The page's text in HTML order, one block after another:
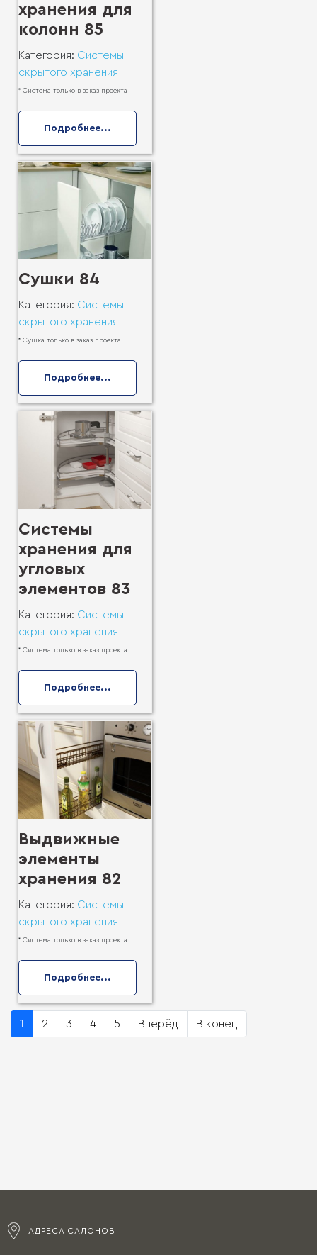
хранения для
колонн 85
Категория: Системы
скрытого хранения
* Система только в заказ проекта
Подробнее...
Сушки 84
Категория: Системы
скрытого хранения
* Сушка только в заказ проекта
Подробнее...
Системы
хранения для
угловых
элементов 83
Категория: Системы
скрытого хранения
* Система только в заказ проекта
Подробнее...
Выдвижные
элементы
хранения 82
Категория: Системы
скрытого хранения
* Система только в заказ проекта
Подробнее...
1 2 3 4 5 Вперёд В конец
АДРЕСА САЛОНОВ